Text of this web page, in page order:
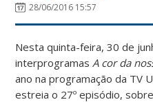
28/06/2016 15:57
Nesta quinta-feira, 30 de
interprogramas A cor da
ano na programação da TV
estreia o 27º episódio,